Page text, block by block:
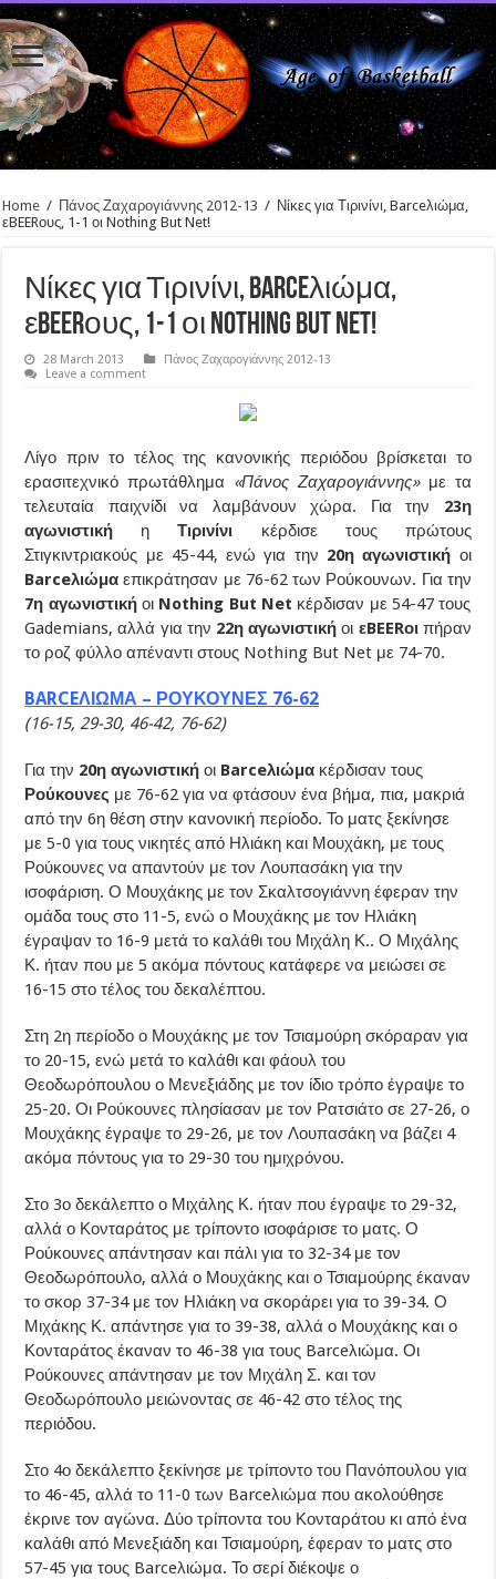
Home / Πάνος Ζαχαρογιάννης 2012-13 / Νίκες για Τιρινίνι, Barceλιώμα,
εBEERους, 1-1 οι Nothing But Net!
Νίκες για Τιρινίνι, Barceλιώμα,
εBEERους, 1-1 οι Nothing But Net!
28 March 2013
Πάνος Ζαχαρογιάννης 2012-13
Leave a comment
Λίγο πριν το τέλος της κανονικής περιόδου βρίσκεται το
ερασιτεχνικό πρωτάθλημα «Πάνος Ζαχαρογιάννης»με τα
τελευταία παιχνίδι να λαμβάνουν χώρα. Για την 23η
αγωνιστική ηΤιρινίνι κέρδισε τους πρώτους
Στιγκιντριακούς με 45-44, ενώ για την 20η αγωνιστική οι
Barceλιώμαεπικράτησαν με 76-62 των Ρούκουνων. Για την
7η αγωνιστικήοι Nothing But Net κέρδισαν με 54-47 τους
Gademians, αλλά για την 22η αγωνιστική οι εBEERοι πήραν
το ροζ φύλλο απέναντι στους Nothing But Net με 74-70.
BARCEΛΙΩΜΑ – ΡΟΥΚΟΥΝΕΣ 76-62
(16-15, 29-30, 46-42, 76-62)
Για την 20η αγωνιστική οι Barceλιώμα κέρδισαν τους
Ρούκουνες με 76-62 για να φτάσουν ένα βήμα, πια, μακριά
από την 6η θέση στην κανονική περίοδο. Το ματς ξεκίνησε
με 5-0 για τους νικητές από Ηλιάκη και Μουχάκη, με τους
Ρούκουνες να απαντούν με τον Λουπασάκη για την
ισοφάριση. Ο Μουχάκης με τον Σκαλτσογιάννη έφεραν την
ομάδα τους στο 11-5, ενώ ο Μουχάκης με τον Ηλιάκη
έγραψαν το 16-9 μετά το καλάθι του Μιχάλη Κ.. Ο Μιχάλης
Κ. ήταν που με 5 ακόμα πόντους κατάφερε να μειώσει σε
16-15 στο τέλος του δεκαλέπτου.
Στη 2η περίοδο ο Μουχάκης με τον Τσιαμούρη σκόραραν για
το 20-15, ενώ μετά το καλάθι και φάουλ του
Θεοδωρόπουλου ο Μενεξιάδης με τον ίδιο τρόπο έγραψε το
25-20. Οι Ρούκουνες πλησίασαν με τον Ρατσιάτο σε 27-26, ο
Μουχάκης έγραψε το 29-26, με τον Λουπασάκη να βάζει 4
ακόμα πόντους για το 29-30 του ημιχρόνου.
Στο 3ο δεκάλεπτο ο Μιχάλης Κ. ήταν που έγραψε το 29-32,
αλλά ο Κονταράτος με τρίποντο ισοφάρισε το ματς. Ο
Ρούκουνες απάντησαν και πάλι για το 32-34 με τον
Θεοδωρόπουλο, αλλά ο Μουχάκης και ο Τσιαμούρης έκαναν
το σκορ 37-34 με τον Ηλιάκη να σκοράρει για το 39-34. Ο
Μιχάκης Κ. απάντησε για το 39-38, αλλά ο Μουχάκης και ο
Κονταράτος έκαναν το 46-38 για τους Barceλιώμα. Οι
Ρούκουνες απάντησαν με τον Μιχάλη Σ. και τον
Θεοδωρόπουλο μειώνοντας σε 46-42 στο τέλος της
περιόδου.
Στο 4ο δεκάλεπτο ξεκίνησε με τρίποντο του Πανόπουλου για
το 46-45, αλλά το 11-0 των Barceλιώμα που ακολούθησε
έκρινε τον αγώνα. Δύο τρίποντα του Κονταράτου κι από ένα
καλάθι από Μενεξιάδη και Τσιαμούρη, έφεραν το ματς στο
57-45 για τους Barceλιώμα. Το σερί διέκοψε ο